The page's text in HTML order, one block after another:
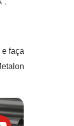
faça